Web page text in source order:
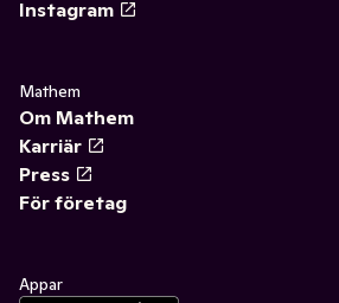
Instagram
Mathem
Om Mathem
Karriär
Press
För företag
Appar